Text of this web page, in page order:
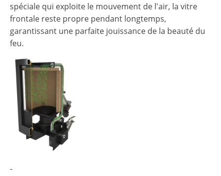
spéciale qui exploite le mouvement de l'air, la vitre
frontale reste propre pendant longtemps,
garantissant une parfaite jouissance de la beauté du
feu.
-